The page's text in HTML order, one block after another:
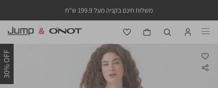
משלוח חינם בקניה מעל 199.9 ש"ח
30% OFF